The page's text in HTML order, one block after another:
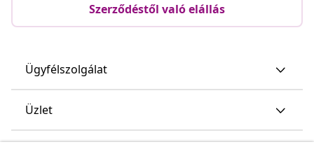
Szerződéstől való elállás
Ügyfélszolgálat
Üzlet